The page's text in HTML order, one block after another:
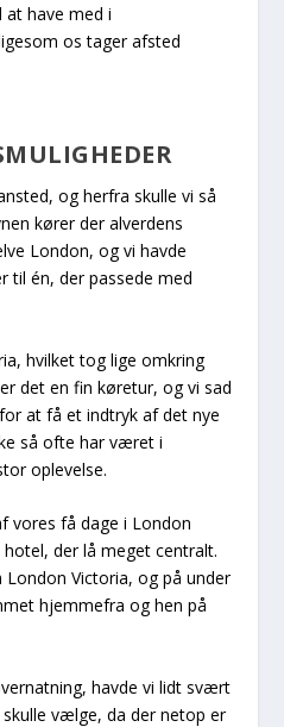
have med i
os tager afsted
og herfra skulle vi så
kører der alverdens
London, og vi havde
til én, der passede med
hvilket tog lige omkring
det en fin køretur, og vi sad
at få et indtryk af det nye
så ofte har været i
oplevelse.
vores få dage i London
der lå meget centralt.
Victoria, og på under
hjemmefra og hen på
havde vi lidt svært
vælge, da der netop er